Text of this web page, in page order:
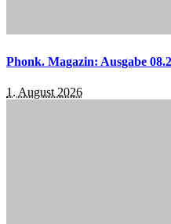
Phonk. Magazin: Ausgabe
1. August 2026